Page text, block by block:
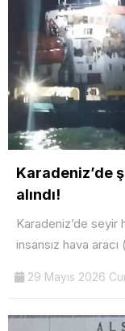
Karadeniz’de
alındı!
Karadeniz’de seyir
insansız hava
29 Mayıs 2026